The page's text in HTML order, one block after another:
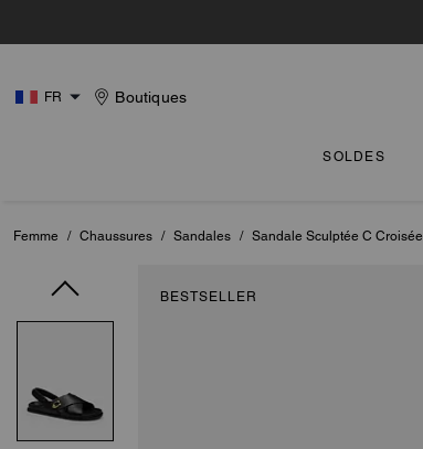
FR Boutiques
SOLDES
Femme / Chaussures / Sandales / Sandale Sculptée C Croisée
BESTSELLER